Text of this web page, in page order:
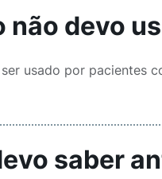
não devo
ser usado por pacientes
saber